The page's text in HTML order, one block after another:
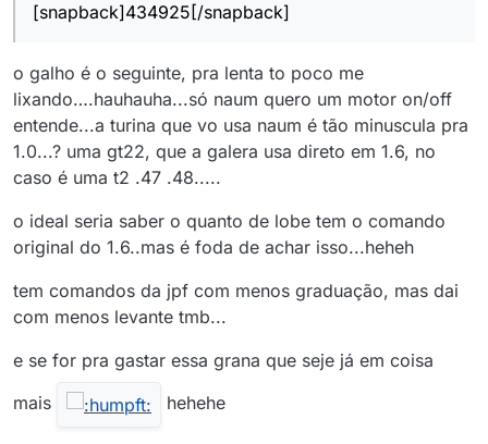
[snapback]434925[/snapback]
o galho é o seguinte, pra lenta to poco me
lixando….hauhauha...só naum quero um motor on/off
entende...a turina que vo usa naum é tão minuscula pra
1.0...? uma gt22, que a galera usa direto em 1.6, no
caso é uma t2 .47 .48.....
o ideal seria saber o quanto de lobe tem o comando
original do 1.6..mas é foda de achar isso...heheh
tem comandos da jpf com menos graduação, mas dai
com menos levante tmb...
e se for pra gastar essa grana que seje já em coisa
mais
hehehe